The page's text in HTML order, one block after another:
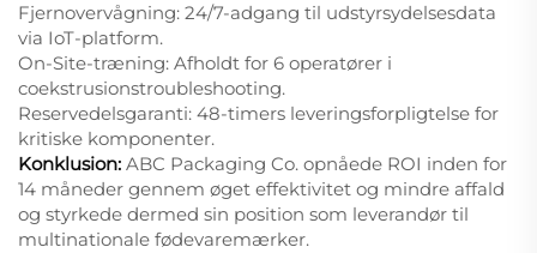
Fjernovervågning: 24/7-adgang til udstyrsydelsesdata
via IoT-platform.
On-Site-træning: Afholdt for 6 operatører i
coekstrusionstroubleshooting.
Reservedelsgaranti: 48-timers leveringsforpligtelse for
kritiske komponenter.
Konklusion: ABC Packaging Co. opnåede ROI inden for
14 måneder gennem øget effektivitet og mindre affald
og styrkede dermed sin position som leverandør til
multinationale fødevaremærker.